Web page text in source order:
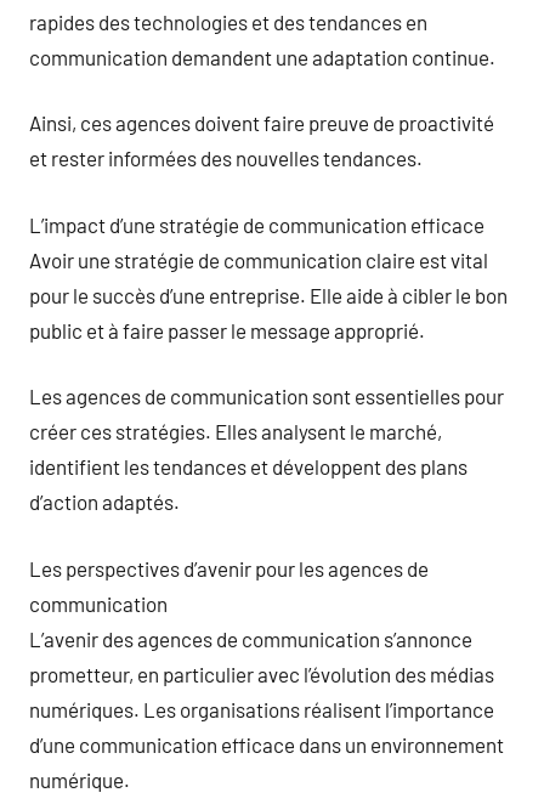
rapides des technologies et des tendances en
communication demandent une adaptation continue.
Ainsi, ces agences doivent faire preuve de proactivité
et rester informées des nouvelles tendances.
L’impact d’une stratégie de communication efficace
Avoir une stratégie de communication claire est vital
pour le succès d’une entreprise. Elle aide à cibler le bon
public et à faire passer le message approprié.
Les agences de communication sont essentielles pour
créer ces stratégies. Elles analysent le marché,
identifient les tendances et développent des plans
d’action adaptés.
Les perspectives d’avenir pour les agences de
communication
L’avenir des agences de communication s’annonce
prometteur, en particulier avec l’évolution des médias
numériques. Les organisations réalisent l’importance
d’une communication efficace dans un environnement
numérique.